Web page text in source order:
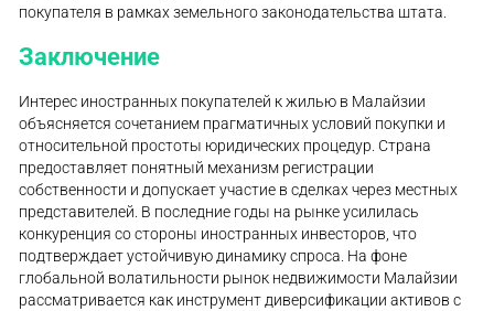
покупателя в рамках земельного законодательства штата.
Заключение
Интерес иностранных покупателей к жилью в Малайзии
объясняется сочетанием прагматичных условий покупки и
относительной простоты юридических процедур. Страна
предоставляет понятный механизм регистрации
собственности и допускает участие в сделках через местных
представителей. В последние годы на рынке усилилась
конкуренция со стороны иностранных инвесторов, что
подтверждает устойчивую динамику спроса. На фоне
глобальной волатильности рынок недвижимости Малайзии
рассматривается как инструмент диверсификации активов с